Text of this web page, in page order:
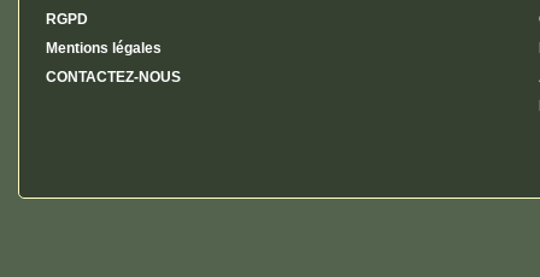
RGPD
Mentions légales
CONTACTEZ-NOUS